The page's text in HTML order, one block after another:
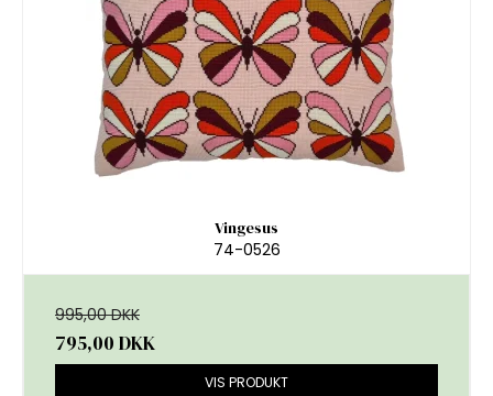
Vingesus
74-0526
995,00 DKK
795,00 DKK
VIS PRODUKT